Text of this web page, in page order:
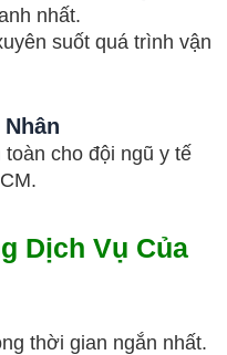
nhất.
suốt quá trình vận
cho đội ngũ y tế
Dịch Vụ Của
thời gian ngắn nhất.